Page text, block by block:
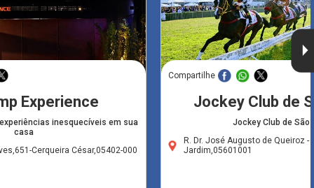
Experience
inesquecíveis em sua
casa
Cerqueira César,05402-000
Compartilhe
Jockey Club de
Jockey Club de São
R. Dr. José Augusto de Queiroz -
Jardim,05601001